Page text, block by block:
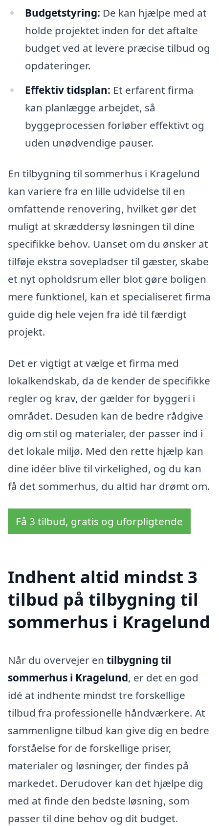
Budgetstyring: De kan hjælpe med at
holde projektet inden for det aftalte
budget ved at levere præcise tilbud og
opdateringer.
Effektiv tidsplan: Et erfarent firma
kan planlægge arbejdet, så
byggeprocessen forløber effektivt og
uden unødvendige pauser.
En tilbygning til sommerhus i Kragelund
kan variere fra en lille udvidelse til en
omfattende renovering, hvilket gør det
muligt at skræddersy løsningen til dine
specifikke behov. Uanset om du ønsker at
tilføje ekstra sovepladser til gæster, skabe
et nyt opholdsrum eller blot gøre boligen
mere funktionel, kan et specialiseret firma
guide dig hele vejen fra idé til færdigt
projekt.
Det er vigtigt at vælge et firma med
lokalkendskab, da de kender de specifikke
regler og krav, der gælder for byggeri i
området. Desuden kan de bedre rådgive
dig om stil og materialer, der passer ind i
det lokale miljø. Med den rette hjælp kan
dine idéer blive til virkelighed, og du kan
få det sommerhus, du altid har drømt om.
Få 3 tilbud, gratis og uforpligtende
Indhent altid mindst 3
tilbud på tilbygning til
sommerhus i Kragelund
Når du overvejer en tilbygning til
sommerhus i Kragelund, er det en god
idé at indhente mindst tre forskellige
tilbud fra professionelle håndværkere. At
sammenligne tilbud kan give dig en bedre
forståelse for de forskellige priser,
materialer og løsninger, der findes på
markedet. Derudover kan det hjælpe dig
med at finde den bedste løsning, som
passer til dine behov og dit budget.